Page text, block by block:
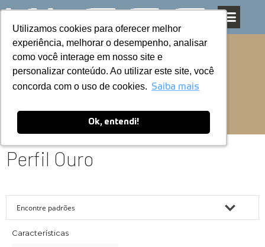
Utilizamos cookies para oferecer melhor
experiência, melhorar o desempenho, analisar
como você interage em nosso site e
personalizar conteúdo. Ao utilizar este site, você
concorda com o uso de cookies. Saiba mais
Ok, entendi!
Utilizamos cookies para oferecer melhor
experiência, melhorar o desempenho, analisar
como você interage em nosso site e
personalizar conteúdo. Ao utilizar este site, você
concorda com o uso de cookies. Saiba mais
Ok, entendi!
Pular
para
o
conteúdo
Perfil Ouro
Características